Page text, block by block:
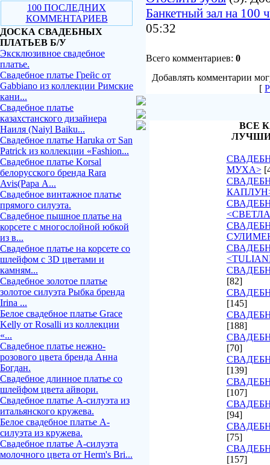
100 ПОСЛЕДНИХ
КОММЕНТАРИЕВ
ДОСКА СВАДЕБНЫХ
ПЛАТЬЕВ Б/У
Эксклюзивное свадебное
платье.
Свадебное платье Грейс от
Gabbiano из коллекции Римские
кани...
Свадебное платье
казахстанского дизайнера
Наиля (Naiyl Baiku...
Свадебное платье Haruka от San
Patrick из коллекции «Fashion...
Свадебное платье Korsal
белорусского бренда Rara
Avis(Рара А...
Свадебное винтажное платье
прямого силуэта.
Свадебное пышное платье на
корсете с многослойной юбкой
из в...
Свадебное платье на корсете со
шлейфом с 3D цветами и
камням...
Свадебное золотое платье
золотое силуэта Рыбка бренда
Irina ...
Белое свадебное платье Grace
Kelly от Rosalli из коллекции
«...
Свадебное платье нежно-
розового цвета бренда Анна
Богдан.
Свадебное длинное платье со
шлейфом цвета айвори.
Свадебное платье А-силуэта из
итальянского кружева.
Белое свадебное платье А-
силуэта из кружева.
Свадебное платье А-силуэта
молочного цвета от Herm's Bri...
Банкетный зал на 100
05:32
Всего комментариев: 0
Добавлять комментарии
[
ВСЕ
МУХА>
[82]
[145]
[188]
[70]
[139]
[107]
[94]
[75]
[157]